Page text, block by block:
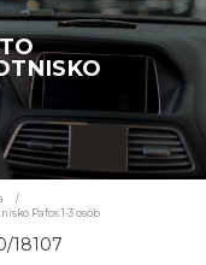
/
Pafos 1-3 osób
18107